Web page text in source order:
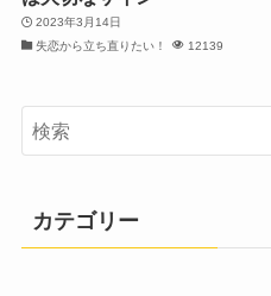
2023年3月14日
失恋から立ち直りたい！
12139
カテゴリー